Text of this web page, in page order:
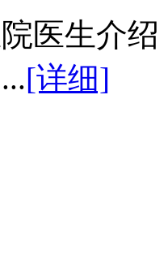
医生介
[详细]